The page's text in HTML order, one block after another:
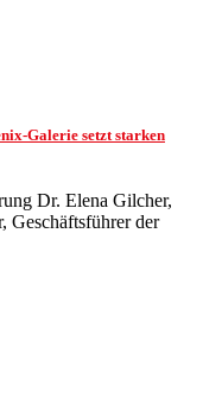
Galerie setzt starken
Dr. Elena Gilcher,
Geschäftsführer der